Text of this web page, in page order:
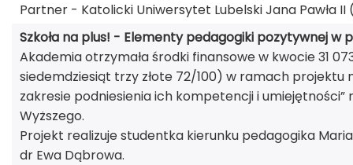
Partner - Katolicki Uniwersytet Lubelski Jana Pawła II
Szkoła na plus! - Elementy pedagogiki pozytywnej w
Akademia otrzymała środki finansowe w kwocie 31
siedemdziesiąt trzy złote 72/100) w ramach
zakresie podniesienia ich kompetencji i
Wyższego.
Projekt realizuje studentka kierunku pedagogika
dr Ewa Dąbrowa.